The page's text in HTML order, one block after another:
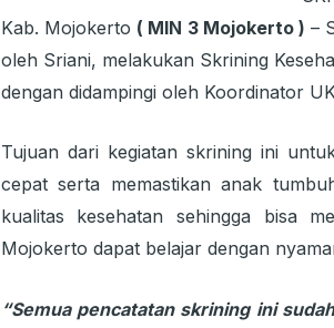
Kab. Mojokerto ( MIN 3 Mojokerto ) –
oleh Sriani, melakukan Skrining
dengan didampingi oleh Koordinator
Tujuan dari kegiatan skrining ini
cepat serta memastikan anak
kualitas kesehatan sehingga bisa
Mojokerto dapat belajar dengan
“Semua pencatatan skrining ini